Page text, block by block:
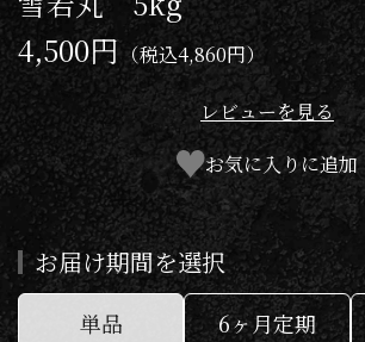
4,500円 （税込4,860円）
レビューを見る
お気に入りに追加
お届け期間を選択
単品 6ヶ月定期